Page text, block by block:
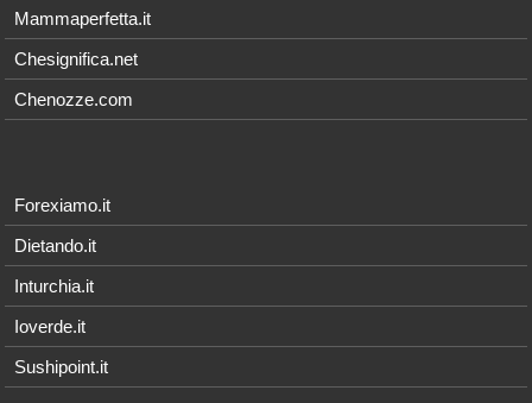
Mammaperfetta.it
Chesignifica.net
Chenozze.com
Forexiamo.it
Dietando.it
Inturchia.it
Ioverde.it
Sushipoint.it